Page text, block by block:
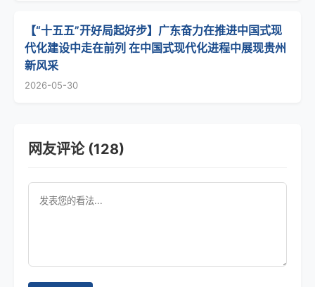
【“十五五”开好局起好步】广东奋力在推进中国式现
代化建设中走在前列 在中国式现代化进程中展现贵州
新风采
2026-05-30
网友评论 (128)